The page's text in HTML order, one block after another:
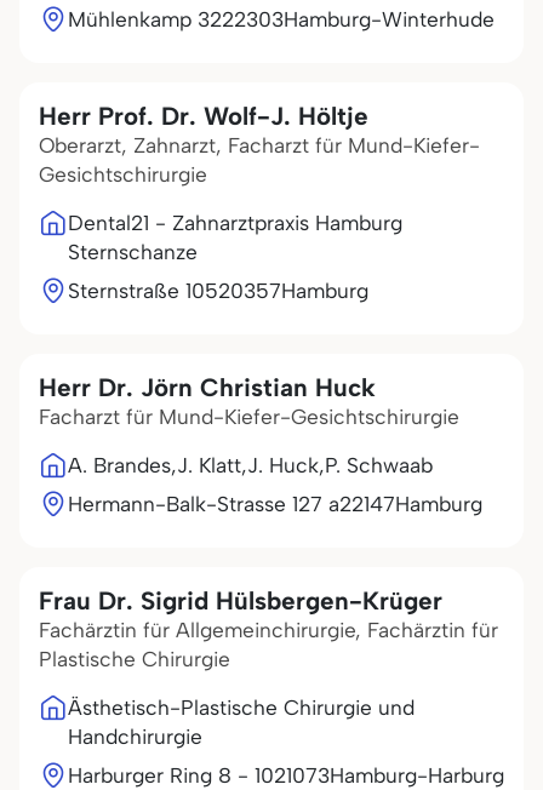
Mühlenkamp 3222303Hamburg-Winterhude
Herr Prof. Dr. Wolf-J. Höltje
Oberarzt, Zahnarzt, Facharzt für Mund-Kiefer-
Gesichtschirurgie
Dental21 - Zahnarztpraxis Hamburg
Sternschanze
Sternstraße 10520357Hamburg
Herr Dr. Jörn Christian Huck
Facharzt für Mund-Kiefer-Gesichtschirurgie
A. Brandes,J. Klatt,J. Huck,P. Schwaab
Hermann-Balk-Strasse 127 a22147Hamburg
Frau Dr. Sigrid Hülsbergen-Krüger
Fachärztin für Allgemeinchirurgie, Fachärztin für
Plastische Chirurgie
Ästhetisch-Plastische Chirurgie und
Handchirurgie
Harburger Ring 8 - 1021073Hamburg-Harburg